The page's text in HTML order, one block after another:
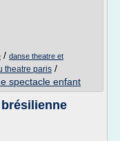
/ danse theatre et
theatre paris /
spectacle enfant